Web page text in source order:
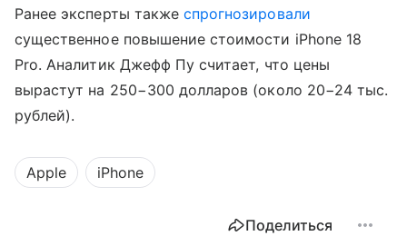
Ранее эксперты такжеспрогнозировали
существенное повышение стоимости iPhone 18
Pro. Аналитик Джефф Пу считает, что цены
вырастут на 250−300 долларов (около 20−24 тыс.
рублей).
Apple iPhone
Поделиться